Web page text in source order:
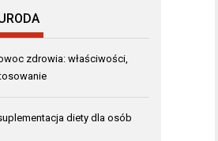
zdrowia: właściwości,
diety dla osób